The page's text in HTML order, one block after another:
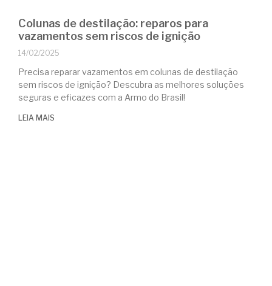
Colunas de destilação: reparos para
vazamentos sem riscos de ignição
14/02/2025
Precisa reparar vazamentos em colunas de destilação
sem riscos de ignição? Descubra as melhores soluções
seguras e eficazes com a Armo do Brasil!
LEIA MAIS